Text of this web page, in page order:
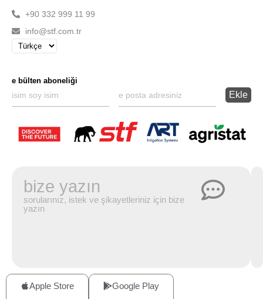
+90 332 999 11 99
info@stf.com.tr
e bülten aboneliği
bize yazın
sorularınız, istek ve şikayetleriniz için bize
yazın
Apple Store Google Play